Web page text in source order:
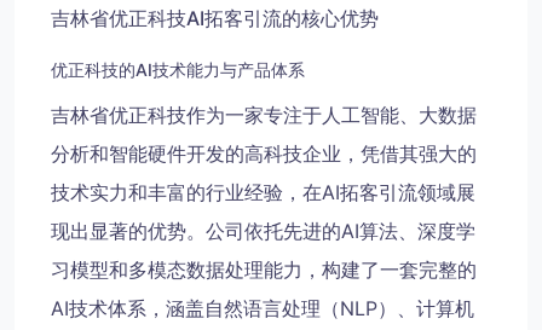
吉林省优正科技AI拓客引流的核心优势
优正科技的AI技术能力与产品体系
吉林省优正科技作为一家专注于人工智能、大数据
分析和智能硬件开发的高科技企业，凭借其强大的
技术实力和丰富的行业经验，在AI拓客引流领域展
现出显著的优势。公司依托先进的AI算法、深度学
习模型和多模态数据处理能力，构建了一套完整的
AI技术体系，涵盖自然语言处理（NLP）、计算机